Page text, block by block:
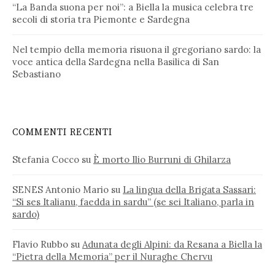
“La Banda suona per noi”: a Biella la musica celebra tre
secoli di storia tra Piemonte e Sardegna
Nel tempio della memoria risuona il gregoriano sardo: la
voce antica della Sardegna nella Basilica di San
Sebastiano
COMMENTI RECENTI
Stefania Cocco su È morto Ilio Burruni di Ghilarza
SENES Antonio Mario su La lingua della Brigata Sassari:
“Si ses Italianu, faedda in sardu” (se sei Italiano, parla in
sardo)
Flavio Rubbo su Adunata degli Alpini: da Resana a Biella la
“Pietra della Memoria” per il Nuraghe Chervu